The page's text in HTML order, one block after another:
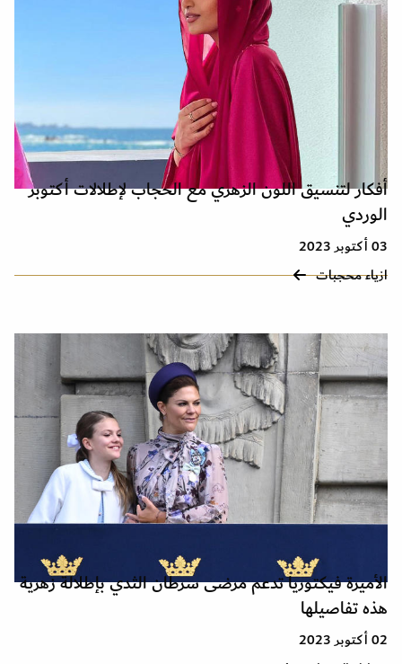
أفكار لتنسيق اللون الزهري مع الحجاب لإطلالات أكتوبر
الوردي
03 أكتوبر 2023
ازياء محجبات
الأميرة فيكتوريا تدعم مرضى سرطان الثدي بإطلالة زهرية
هذه تفاصيلها
02 أكتوبر 2023